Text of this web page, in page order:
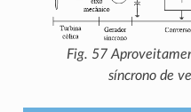
Fig. 57
síncrono de